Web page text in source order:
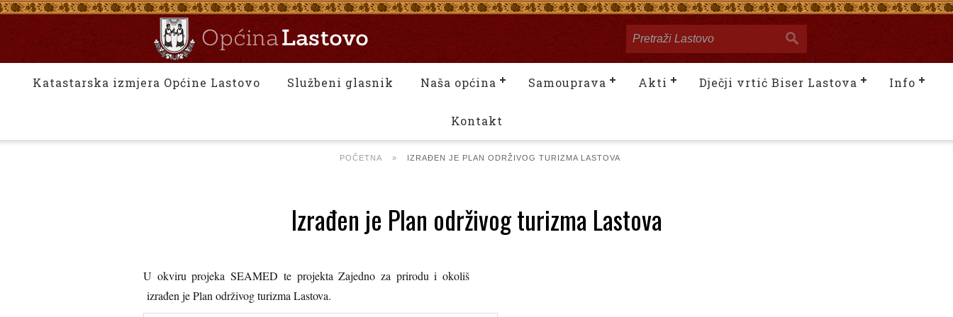
Katastarska izmjera Općine Lastovo Službeni glasnik Naša općina Samouprava Akti Dječji vrtić Biser Lastova Info
Kontakt
POČETNA » IZRAĐEN JE PLAN ODRŽIVOG TURIZMA LASTOVA
Izrađen je Plan održivog turizma Lastova
U okviru projeka SEAMED te projekta Zajedno za prirodu i okoliš
izrađen je Plan održivog turizma Lastova.